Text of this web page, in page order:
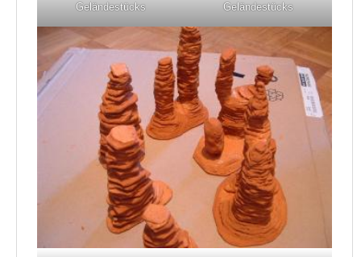
Geländestücks
Geländestücks